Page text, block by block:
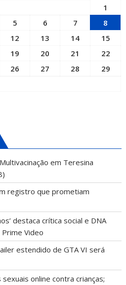
1
5 6 7
8
12 13 14
15
19 20 21
22
26 27 28
29
em Teresina
registro que prometiam
destaca crítica social e DNA
Video
estendido de GTA VI será
online contra crianças;